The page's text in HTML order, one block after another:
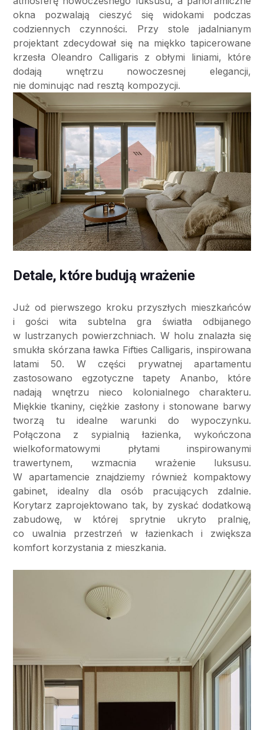
okna pozwalają cieszyć się widokami podczas
codziennych czynności. Przy stole jadalnianym
projektant zdecydował się na miękko tapicerowane
krzesła Oleandro Calligaris z obłymi liniami, które
dodają wnętrzu nowoczesnej elegancji,
nie dominując nad resztą kompozycji.
Detale, które budują wrażenie
Już od pierwszego kroku przyszłych mieszkańców
i gości wita subtelna gra światła odbijanego
w lustrzanych powierzchniach. W holu znalazła się
smukła skórzana ławka Fifties Calligaris, inspirowana
latami 50. W części prywatnej apartamentu
zastosowano egzotyczne tapety Ananbo, które
nadają wnętrzu nieco kolonialnego charakteru.
Miękkie tkaniny, ciężkie zasłony i stonowane barwy
tworzą tu idealne warunki do wypoczynku.
Połączona z sypialnią łazienka, wykończona
wielkoformatowymi płytami inspirowanymi
trawertynem, wzmacnia wrażenie luksusu.
W apartamencie znajdziemy również kompaktowy
gabinet, idealny dla osób pracujących zdalnie.
Korytarz zaprojektowano tak, by zyskać dodatkową
zabudowę, w której sprytnie ukryto pralnię,
co uwalnia przestrzeń w łazienkach i zwiększa
komfort korzystania z mieszkania.